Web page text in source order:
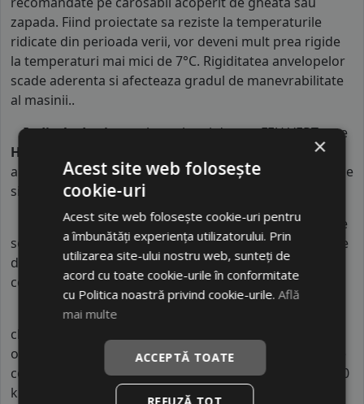
zapada. Fiind proiectate sa reziste la temperaturile
ridicate din perioada verii, vor deveni mult prea rigide
la temperaturi mai mici de 7°C. Rigiditatea anvelopelor
scade aderenta si afecteaza gradul de manevrabilitate
al masinii..
Indicele de vitezaal anvelopei de varaFEU VERT este
H . Acest indice confirma ca anvelopa poate rula pe
autovehicule o viteza maxima de 210 km/h in conditii de
siguranta.
Indicele de sarcinaal anvelopei este86. Acest indice
semnifica faptul ca anvelopa poate rula cu o capacitate
de incarcare maxima de 530 kg pe fiecare roata in
conditii de siguranta.
Indicele de consum
clasa de consum de carburant al autovehiculului. Intre
o anvelopa cu clasa B si o alta din clasa C, consumul de
combustibil creste cu aproximativ 1 litru la fiecare 1000
km parcursi.
×
Acest site web folosește
cookie-uri
Acest site web folosește cookie-uri pentru
a îmbunătăți experiența utilizatorului. Prin
utilizarea site-ului nostru web, sunteți de
acord cu toate cookie-urile în conformitate
cu Politica noastră privind cookie-urile.Află
mai multe
ACCEPTĂ TOATE